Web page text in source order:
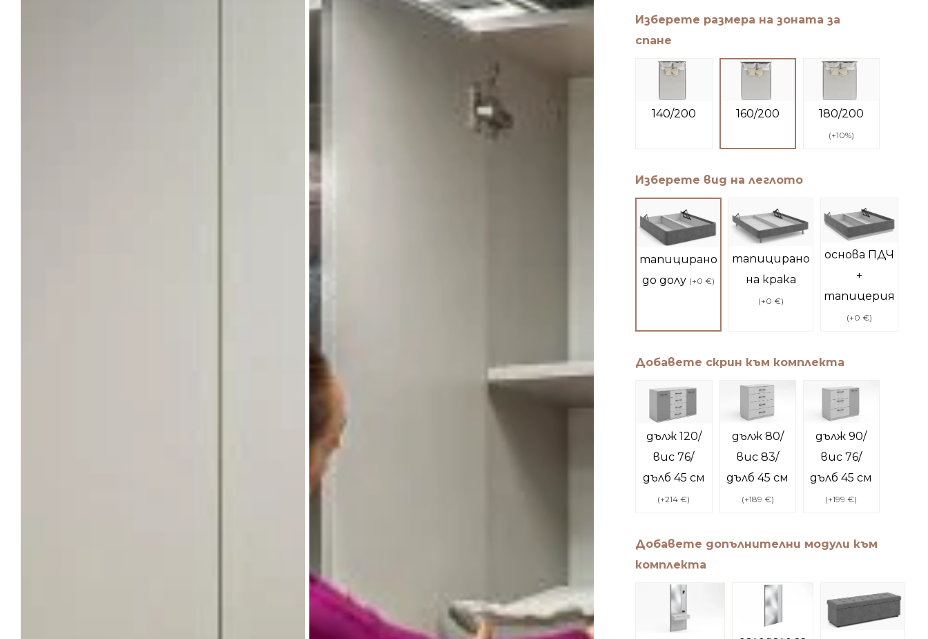
Изберете размера на зоната за
спане
140/200 160/200 180/200
(+10%)
Изберете вид на леглото
тапицирано
до долу (+0 €)
тапицирано
на крака
(+0 €)
основа ПДЧ
+
тапицерия
(+0 €)
Добавете скрин към комплекта
дълж 120/
вис 76/
дълб 45 см
(+214 €)
дълж 80/
вис 83/
дълб 45 см
(+189 €)
дълж 90/
вис 76/
дълб 45 см
(+199 €)
Добавете допълнителни модули към
комплекта